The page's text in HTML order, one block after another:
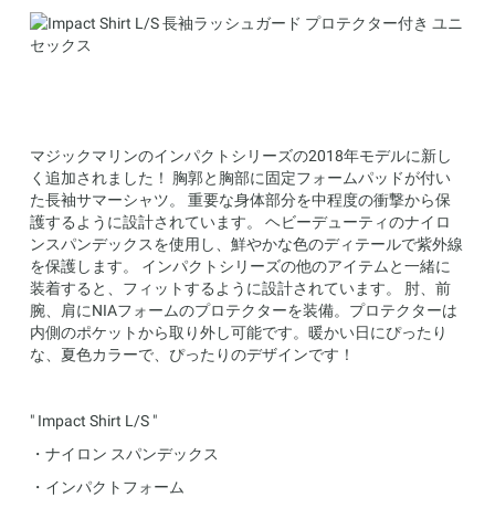
マジックマリンのインパクトシリーズの2018年モデルに新し
く追加されました！ 胸郭と胸部に固定フォームパッドが付い
た長袖サマーシャツ。 重要な身体部分を中程度の衝撃から保
護するように設計されています。 ヘビーデューティのナイロ
ンスパンデックスを使用し、鮮やかな色のディテールで紫外線
を保護します。 インパクトシリーズの他のアイテムと一緒に
装着すると、フィットするように設計されています。 肘、前
腕、肩にNIAフォームのプロテクターを装備。プロテクターは
内側のポケットから取り外し可能です。暖かい日にぴったり
な、夏色カラーで、ぴったりのデザインです！
" Impact Shirt L/S "
・ナイロン スパンデックス
・インパクトフォーム